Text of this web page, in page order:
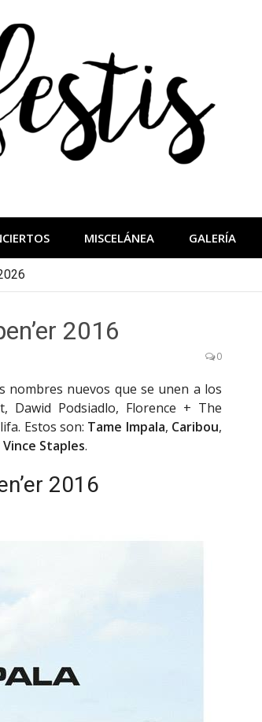
MISCELÁNEA GALERÍA
2016
0
nombres nuevos que se unen a los
Dawid Podsiadlo, Florence + The
Estos son: Tame Impala, Caribou,
Vince Staples.
2016